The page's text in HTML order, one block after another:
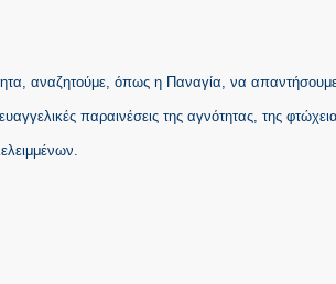
αναζητούμε, όπως η Παναγία, να
παραινέσεις της αγνότητας, της